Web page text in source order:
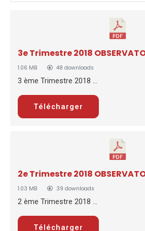
3e Trimestre 2018
1.06 MB 48 downloads
3 ème Trimestre 2018 ...
Télécharger
2e Trimestre 2018
1.03 MB 39 downloads
2 ème Trimestre 2018 ...
Télécharger